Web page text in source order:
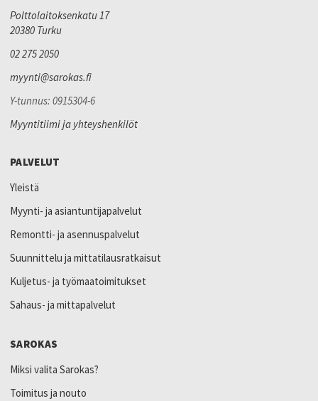
Polttolaitoksenkatu 17
20380 Turku
02 275 2050
myynti@sarokas.fi
Y-tunnus: 0915304-6
Myyntitiimi ja yhteyshenkilöt
PALVELUT
Yleistä
Myynti- ja asiantuntijapalvelut
Remontti- ja asennuspalvelut
Suunnittelu ja mittatilausratkaisut
Kuljetus- ja työmaatoimitukset
Sahaus- ja mittapalvelut
SAROKAS
Miksi valita Sarokas?
Toimitus ja nouto